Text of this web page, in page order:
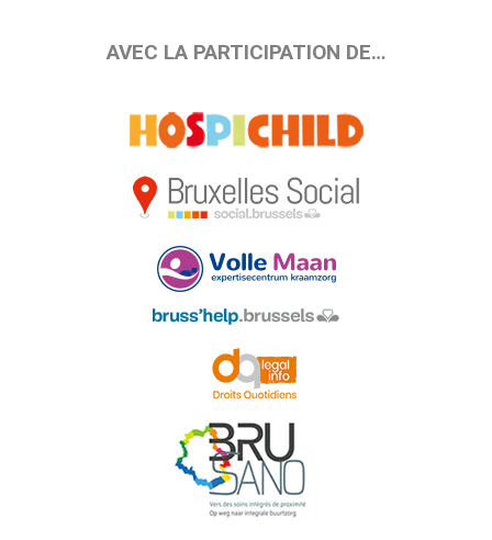
AVEC LA PARTICIPATION DE…